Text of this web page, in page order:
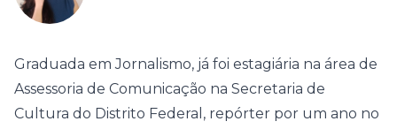
Graduada em Jornalismo, já foi estagiária na área de
Assessoria de Comunicação na Secretaria de
Cultura do Distrito Federal, repórter por um ano no